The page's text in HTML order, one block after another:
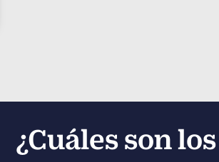
¿Cuáles son
el artículo actual mediante global.social-